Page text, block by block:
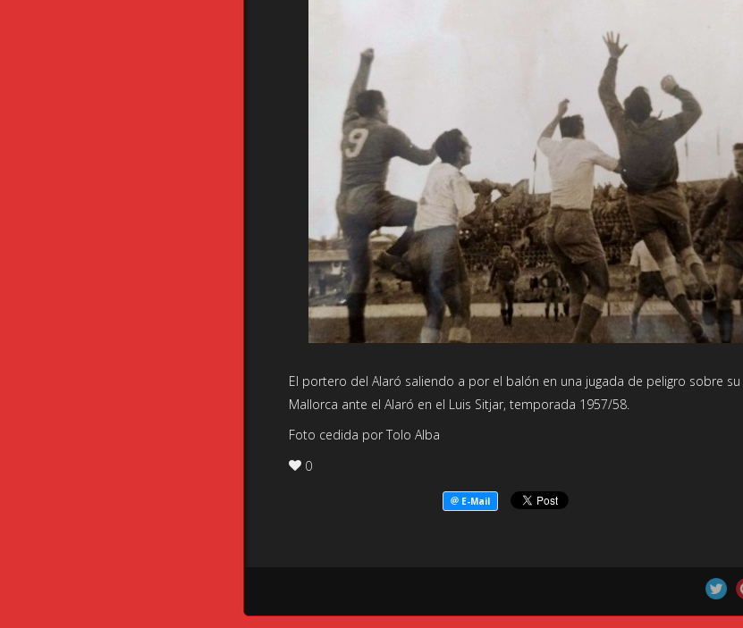
El portero del Alaró saliendo a por el balón en una jugada de peligro sobre su
Mallorca ante el Alaró en el Luis Sitjar, temporada 1957/58.
Foto cedida por Tolo Alba
0